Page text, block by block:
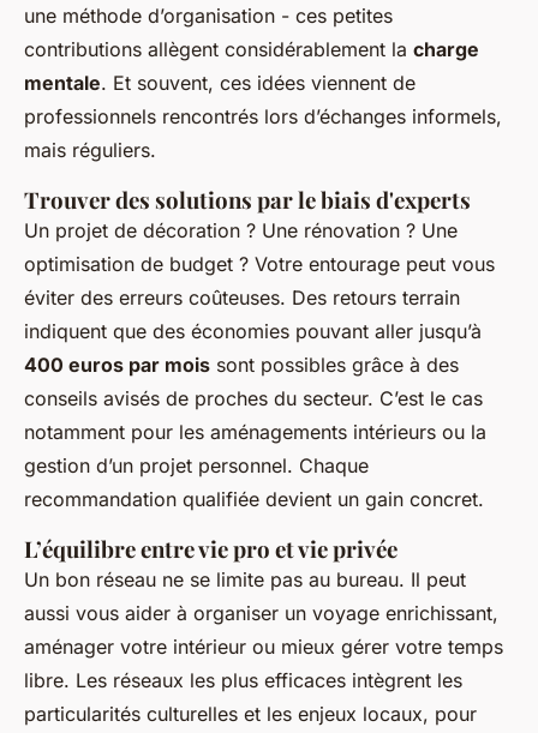
une méthode d’organisation - ces petites
contributions allègent considérablement la charge
mentale. Et souvent, ces idées viennent de
professionnels rencontrés lors d’échanges informels,
mais réguliers.
Trouver des solutions par le biais d'experts
Un projet de décoration ? Une rénovation ? Une
optimisation de budget ? Votre entourage peut vous
éviter des erreurs coûteuses. Des retours terrain
indiquent que des économies pouvant aller jusqu’à
400 euros par mois sont possibles grâce à des
conseils avisés de proches du secteur. C’est le cas
notamment pour les aménagements intérieurs ou la
gestion d’un projet personnel. Chaque
recommandation qualifiée devient un gain concret.
L’équilibre entre vie pro et vie privée
Un bon réseau ne se limite pas au bureau. Il peut
aussi vous aider à organiser un voyage enrichissant,
aménager votre intérieur ou mieux gérer votre temps
libre. Les réseaux les plus efficaces intègrent les
particularités culturelles et les enjeux locaux, pour